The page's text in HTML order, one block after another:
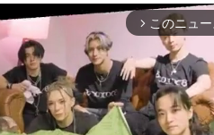
arrow_forward_ios このニュ